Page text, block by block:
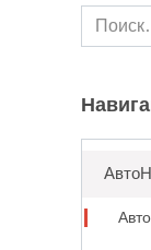
Search
for: